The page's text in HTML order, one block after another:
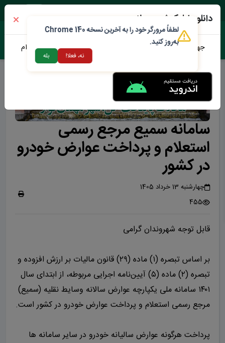
سامانه سمیع مرجع رسمی
استعلام و پرداخت عوارض خودرو
در کشور
چهارشنبه 13 خرداد 1405
455
قابل توجه شهروندان گرامی
بر اساس تبصره (۱) ماده (۲۹) قانون مالیات بر ارزش افزوده و
تبصره (۲) ماده (۵) آیین‌نامه اجرایی مربوطه، از ابتدای سال
۱۴۰۱ سامانه ملی یکپارچه عوارض سالانه وسایط نقلیه (سمیع)
مرجع رسمی استعلام و پرداخت عوارض خودرو در کشور است.
پرداخت هرگونه عوارض سالیانه خودرو در سایر سامانه ها
دانلود اپلیکیشن محلات من
جهت دانلود نرم افزار محلات من می توانید از طریق لینک زیر اقدام
لطفاً مرورگر خود را به آخرین نسخه Chrome 140
به‌روز کنید.
نه، فعلا! بله